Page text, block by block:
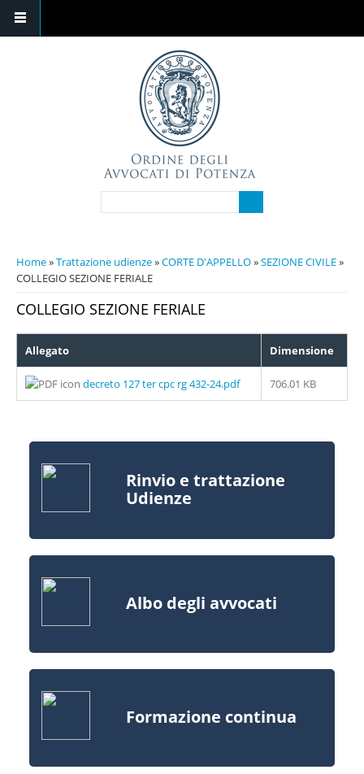
TU SEI QUI
Home»Trattazione udienze»CORTE D'APPELLO»SEZIONE CIVILE»
COLLEGIO SEZIONE FERIALE
COLLEGIO SEZIONE FERIALE
Allegato Dimensione
decreto 127 ter cpc rg 432-24.pdf 706.01 KB
Rinvio e trattazione
Udienze
Albo degli avvocati
Formazione continua